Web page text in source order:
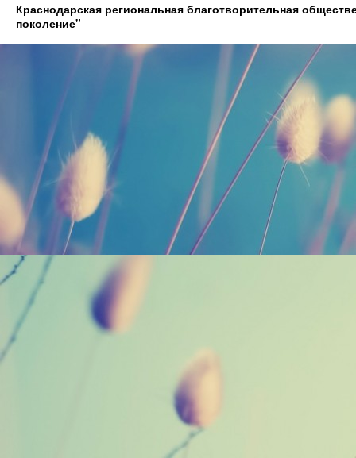
Краснодарская региональная благотворительная
поколение"